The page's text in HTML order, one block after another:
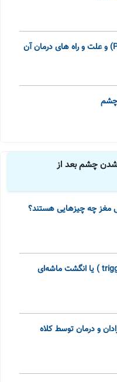
چشم
شدن چشم بعد از
مغز چه چیزهایی هستند؟
و درمان توسط کلاه